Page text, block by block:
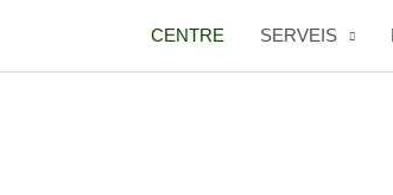
CENTRE SERVEIS